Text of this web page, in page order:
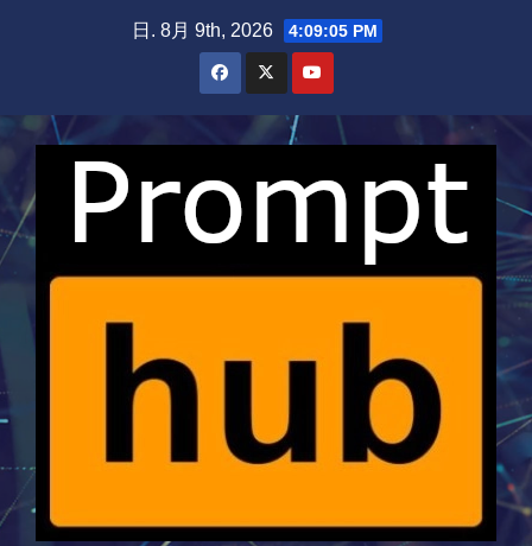
日. 8月 9th, 2026 4:09:06 PM